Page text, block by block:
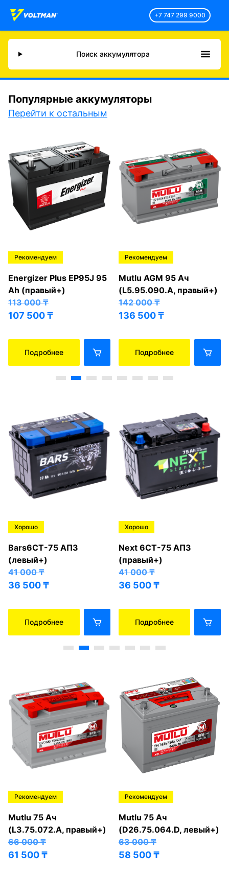
+7 747 299 9000
Поиск аккумулятора
Популярные аккумуляторы
Перейти к остальным
Рекомендуем
Energizer Plus EP95J 95
Ah (правый+)
113 000₸
107 500₸
Подробнее
Рекомендуем
Mutlu AGM 95 Ач
(L5.95.090.A, правый+)
142 000₸
136 500₸
Подробнее
Хорошо
Bars6СТ-75 АПЗ
(левый+)
41 000₸
36 500₸
Подробнее
Хорошо
Next 6СТ-75 АПЗ
(правый+)
41 000₸
36 500₸
Подробнее
Рекомендуем
Mutlu 75 Ач
(L3.75.072.A, правый+)
66 000₸
61 500₸
Рекомендуем
Mutlu 75 Ач
(D26.75.064.D, левый+)
63 000₸
58 500₸